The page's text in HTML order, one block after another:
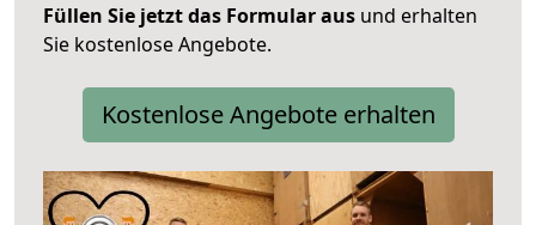
Füllen Sie jetzt das Formular aus und erhalten
Sie kostenlose Angebote.
Kostenlose Angebote erhalten